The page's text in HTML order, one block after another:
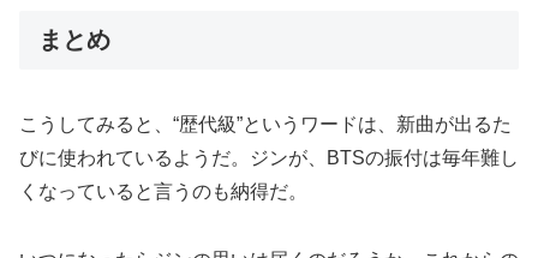
まとめ
こうしてみると、“歴代級”というワードは、新曲が出るた
びに使われているようだ。ジンが、BTSの振付は毎年難し
くなっていると言うのも納得だ。